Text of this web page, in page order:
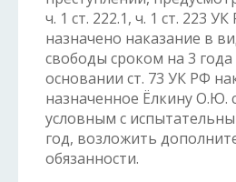
ч. 1 ст. 222.1, ч. 1 ст. 223
назначено наказание в
свободы сроком на 3
основании ст. 73 УК РФ
назначенное Ёлкину О.Ю.
условным с
год, возложить
обязанности.